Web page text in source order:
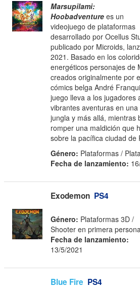
Marsupilami:
Hoobadventure es un
videojuego de plataformas
desarrollado por Ocellus
publicado por Microids,
2021. Basado en los
energéticos personajes de
creados originalmente por
cómics belga André
juego lleva a los jugadores
vibrantes aventuras en una
jungla y más allá, mientras
romper una maldición que
sobre la pacífica ciudad de
Género: Plataformas /
Fecha de lanzamiento:
Exodemon PS4
Género: Plataformas 3D /
Shooter en primera persona
Fecha de lanzamiento:
13/5/2021
Blue Fire PS4